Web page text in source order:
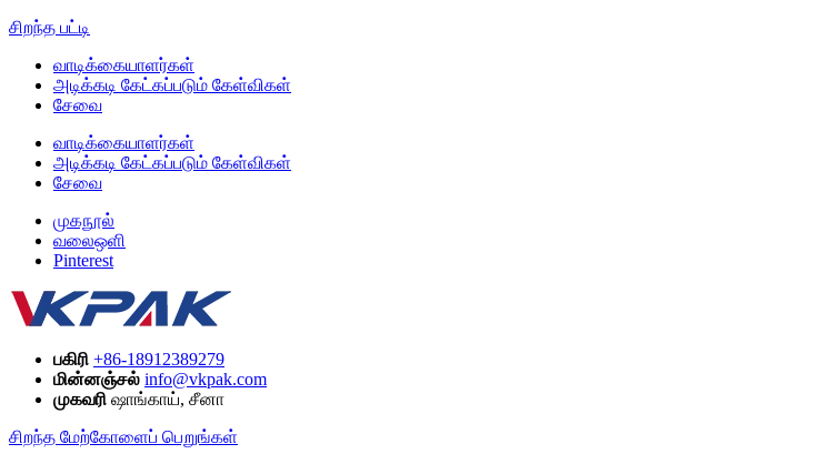
சிறந்த பட்டி
வாடிக்கையாளர்கள்
அடிக்கடி கேட்கப்படும் கேள்விகள்
சேவை
வாடிக்கையாளர்கள்
அடிக்கடி கேட்கப்படும் கேள்விகள்
சேவை
முகநூல்
வலைஒளி
Pinterest
பகிரி +86-18912389279
மின்னஞ்சல் info@vkpak.com
முகவரி ஷாங்காய், சீனா
சிறந்த மேற்கோளைப் பெறுங்கள்